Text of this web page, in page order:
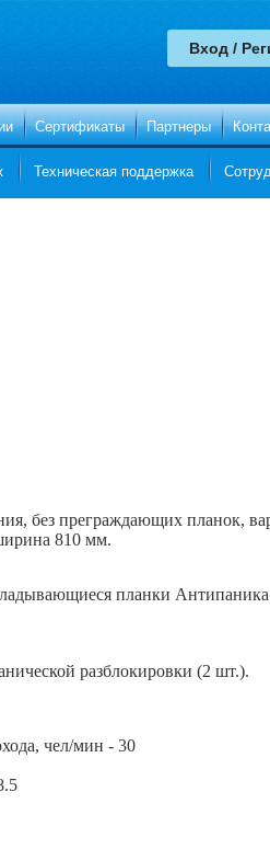
Сертификаты Партнеры
Техническая поддержка
без преграждающих планок,
810 мм.
планки
разблокировки (2 шт.).
чел/мин - 30